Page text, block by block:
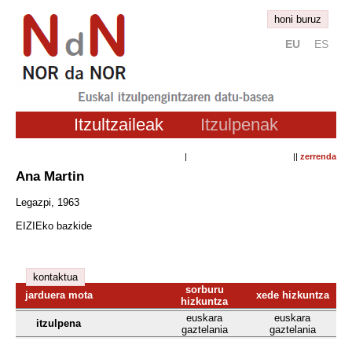
honi buruz
EU ES
Itzultzaileak Itzulpenak
| || zerrenda
Ana Martin
Legazpi, 1963
EIZIEko bazkide
kontaktua
jarduera mota
sorburu
hizkuntza
xede hizkuntza
itzulpena
euskara
gaztelania
euskara
gaztelania